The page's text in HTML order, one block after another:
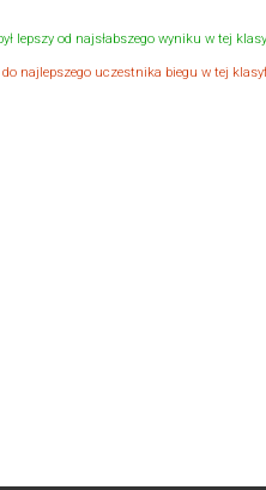
lepszy od najsłabszego wyniku w tej
do najlepszego uczestnika biegu w tej